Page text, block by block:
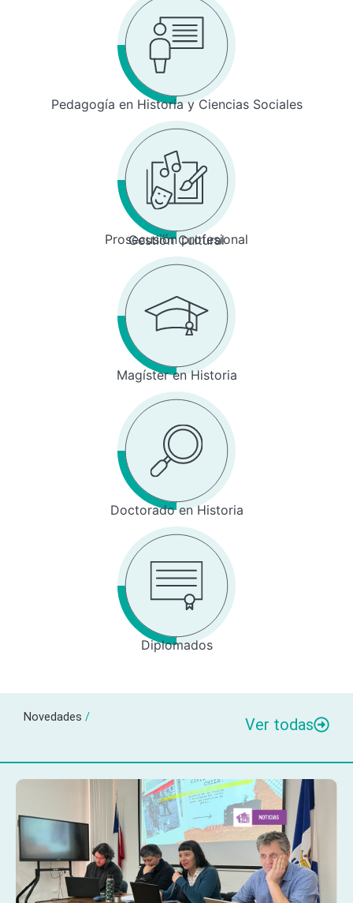
Pedagogía en Historia y Ciencias Sociales
Prosecusión profesional
Gestión Cultural
Magíster en Historia
Doctorado en Historia
Diplomados
Novedades / Ver todas